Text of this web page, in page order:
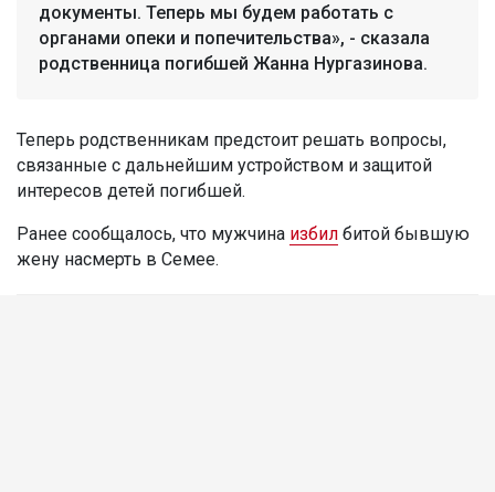
документы. Теперь мы будем работать с
органами опеки и попечительства», - сказала
родственница погибшей Жанна Нургазинова.
Теперь родственникам предстоит решать вопросы,
связанные с дальнейшим устройством и защитой
интересов детей погибшей.
Ранее сообщалось, что мужчина избил битой бывшую
жену насмерть в Семее.